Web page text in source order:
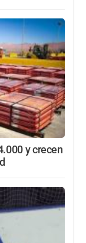
y crecen